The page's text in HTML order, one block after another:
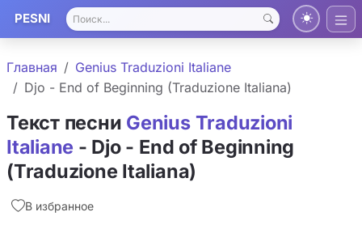
PESNI
Главная
Genius Traduzioni Italiane
Djo - End of Beginning (Traduzione Italiana)
Текст песни Genius Traduzioni
Italiane - Djo - End of Beginning
(Traduzione Italiana)
В избранное